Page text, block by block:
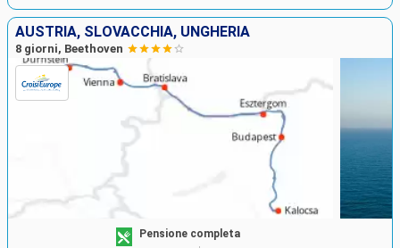
AUSTRIA, SLOVACCHIA, UNGHERIA
8 giorni, Beethoven
Pensione completa